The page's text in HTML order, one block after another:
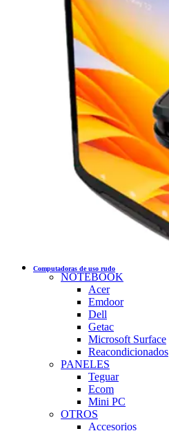
Computadoras de uso rudo
NOTEBOOK
Acer
Emdoor
Dell
Getac
Microsoft Surface
Reacondicionados
PANELES
Teguar
Ecom
Mini PC
OTROS
Accesorios